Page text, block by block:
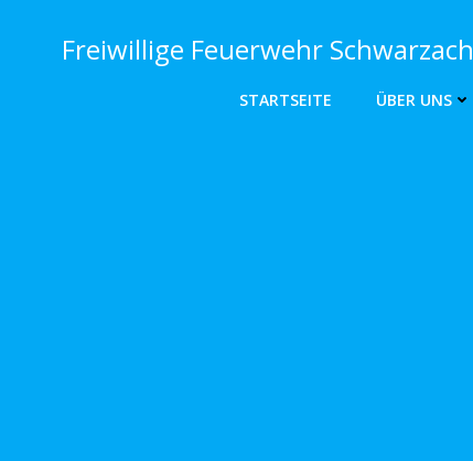
springenFreiwillige Feuerwehr Schwarzach
STARTSEITE ÜBER UNS